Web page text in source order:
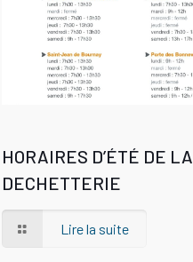
HORAIRES D’ÉTÉ DE LA
DECHETTERIE
Lire la suite